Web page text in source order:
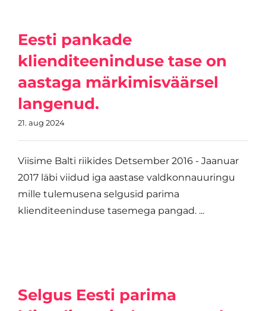
Eesti pankade
klienditeeninduse tase on
aastaga märkimisväärsel
langenud.
21. aug 2024
Viisime Balti riikides Detsember 2016 - Jaanuar
2017 läbi viidud iga aastase valdkonnauuringu
mille tulemusena selgusid parima
klienditeeninduse tasemega pangad. ...
Selgus Eesti parima